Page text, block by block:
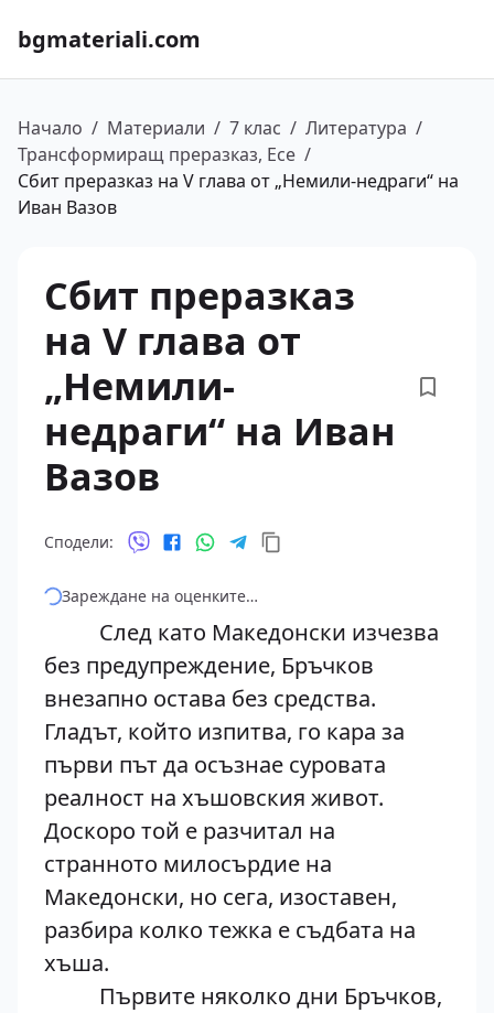
bgmateriali.com
Начало / Материали / 7 клас / Литература /
Трансформиращ преразказ, Есе /
Сбит преразказ на V глава от „Немили-недраги“ на
Иван Вазов
Сбит преразказ
на V глава от
„Немили-
недраги“ на Иван
Вазов
Сподели:
Зареждане на оценките…
След като Македонски изчезва
без предупреждение, Бръчков
внезапно остава без средства.
Гладът, който изпитва, го кара за
първи път да осъзнае суровата
реалност на хъшовския живот.
Доскоро той е разчитал на
странното милосърдие на
Македонски, но сега, изоставен,
разбира колко тежка е съдбата на
хъша.
Първите няколко дни Бръчков,